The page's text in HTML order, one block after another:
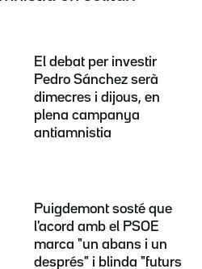
El debat per investir
Pedro Sánchez serà
dimecres i dijous, en
plena campanya
antiamnistia
Puigdemont sosté que
l'acord amb el PSOE
marca "un abans i un
després" i blinda "futurs